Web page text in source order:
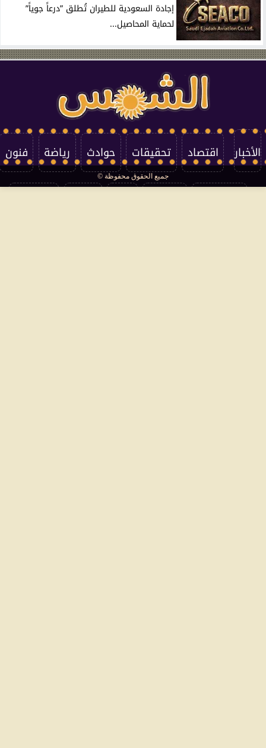
إجادة السعودية للطيران تُطلق ”درعاً جوياً”
لحماية المحاصيل...
الأخبار اقتصاد تحقيقات حوادث رياضة فنون
جميع الحقوق محفوظة ©